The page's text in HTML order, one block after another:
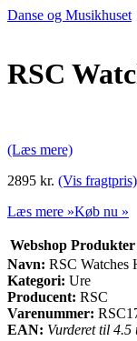
Danse og Musikhuset
RSC
(Læs mere)
2895 kr. (Vis fragtpris)
Læs mere »Køb nu »
Webshop Produkter
Navn: RSC Watches
Kategori: Ure
Producent: RSC
Varenummer:
EAN: Vurderet til 4.5